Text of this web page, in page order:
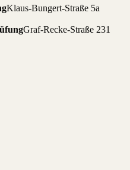
Klaus-Bungert-Straße 5a
Graf-Recke-Straße 231